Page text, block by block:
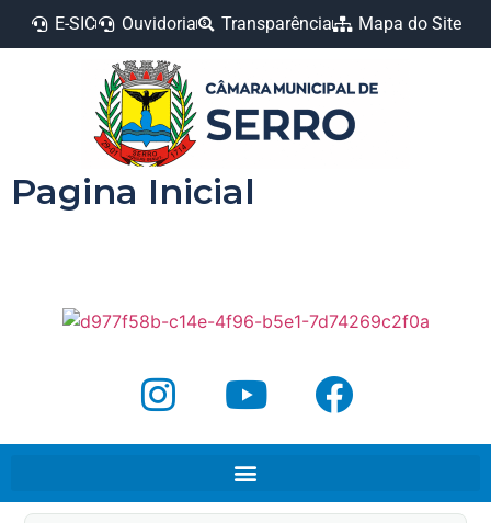
E-SIC Ouvidoria Transparência Mapa do Site
Pagina Inicial